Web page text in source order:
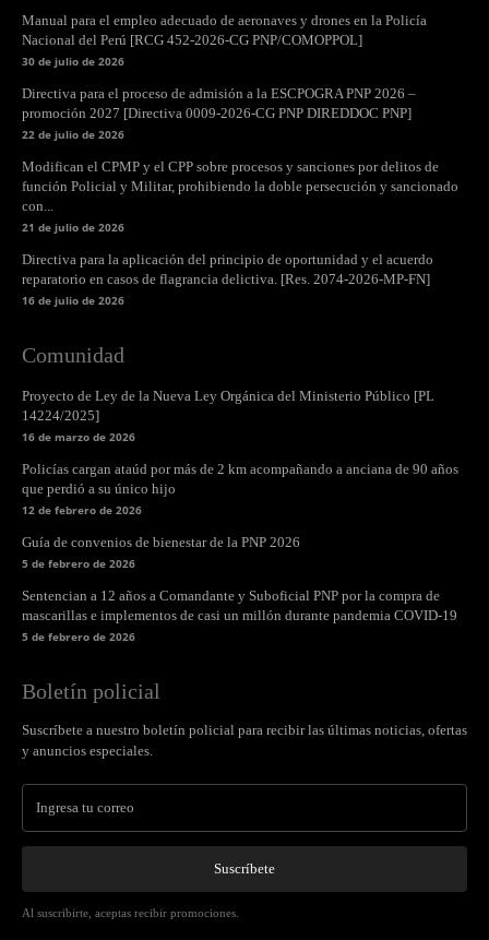
Manual para el empleo adecuado de aeronaves y drones en la Policía
Nacional del Perú [RCG 452-2026-CG PNP/COMOPPOL]
30 de julio de 2026
Directiva para el proceso de admisión a la ESCPOGRA PNP 2026 –
promoción 2027 [Directiva 0009-2026-CG PNP DIREDDOC PNP]
22 de julio de 2026
Modifican el CPMP y el CPP sobre procesos y sanciones por delitos de
función Policial y Militar, prohibiendo la doble persecución y sancionado
con...
21 de julio de 2026
Directiva para la aplicación del principio de oportunidad y el acuerdo
reparatorio en casos de flagrancia delictiva. [Res. 2074-2026-MP-FN]
16 de julio de 2026
Comunidad
Proyecto de Ley de la Nueva Ley Orgánica del Ministerio Público [PL
14224/2025]
16 de marzo de 2026
Policías cargan ataúd por más de 2 km acompañando a anciana de 90 años
que perdió a su único hijo
12 de febrero de 2026
Guía de convenios de bienestar de la PNP 2026
5 de febrero de 2026
Sentencian a 12 años a Comandante y Suboficial PNP por la compra de
mascarillas e implementos de casi un millón durante pandemia COVID-19
5 de febrero de 2026
Boletín policial
Suscríbete a nuestro boletín policial para recibir las últimas noticias, ofertas
y anuncios especiales.
Suscríbete
Al suscribirte, aceptas recibir promociones.